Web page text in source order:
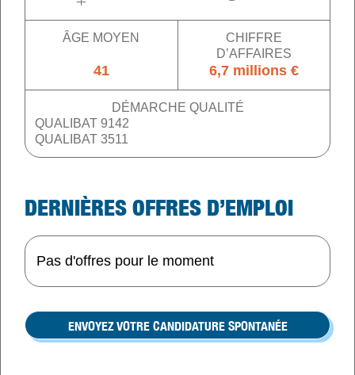
ÂGE MOYEN
41
CHIFFRE
D’AFFAIRES
6,7 millions €
DÉMARCHE QUALITÉ
QUALIBAT 9142
QUALIBAT 3511
DERNIÈRES OFFRES D’EMPLOI
Pas d'offres pour le moment
ENVOYEZ VOTRE CANDIDATURE SPONTANÉE